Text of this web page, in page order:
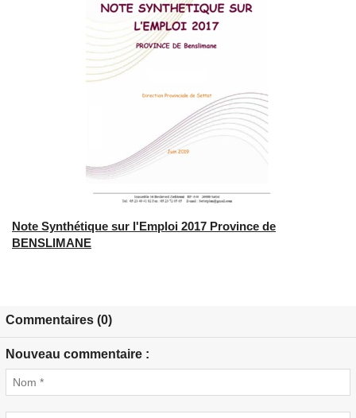
Note Synthétique sur l'Emploi 2017 Province de
BENSLIMANE
Commentaires (0)
Nouveau commentaire :